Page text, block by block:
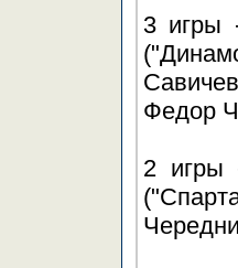
3 игры
Федор
2 игры